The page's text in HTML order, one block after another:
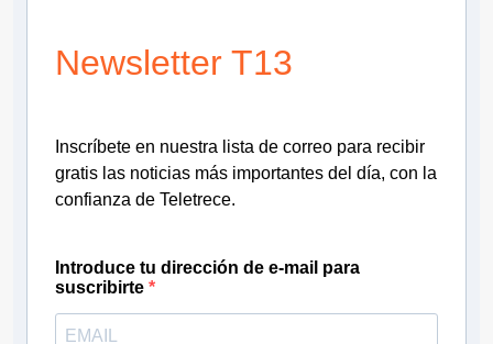
Newsletter T13
Inscríbete en nuestra lista de correo para recibir
gratis las noticias más importantes del día, con la
confianza de Teletrece.
Introduce tu dirección de e-mail para
suscribirte